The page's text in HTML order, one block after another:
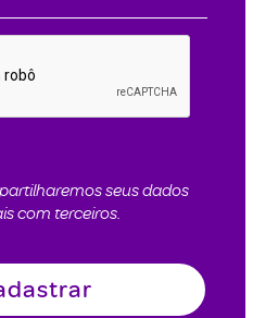
seus dados
com terceiros.